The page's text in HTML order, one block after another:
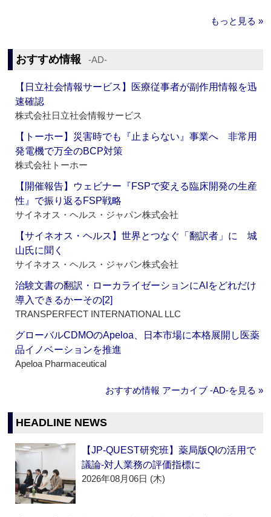
もっと見る »
おすすめ情報 ‐AD‐
【日立社会情報サービス】医療従事者が副作用情報を迅
速確認
株式会社日立社会情報サービス
【トーホー】災害時でも『止まらない』事業へ 非常用
発電機で万全のBCP対策
株式会社トーホー
【開催報告】ウェビナー『FSPで変える臨床開発の生産
性』で振り返るFSP戦略
サイネオス・ヘルス・ジャパン株式会社
【サイネオス・ヘルス】世界とつなぐ「翻訳者」に 城
山氏に聞く
サイネオス・ヘルス・ジャパン株式会社
治験文書の翻訳・ローカライゼーションにAIをどれだけ
導入できるかーその[2]
TRANSPERFECT INTERNATIONAL LLC
グローバルCDMOのApeloa、日本市場に本格展開し医薬
品イノベーションを推進
Apeloa Pharmaceutical
おすすめ情報 アーカイブ ‐AD‐を見る »
HEADLINE NEWS
【JP-QUEST研究班】薬局版QIの活用で
議論‐対人業務の評価指標に
2026年08月06日 (木)